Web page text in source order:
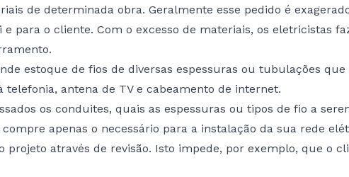
de determinada obra. Geralmente esse pedido é
para o cliente. Com o excesso de materiais, os eletricistas
estoque de fios de diversas espessuras ou tubulações
antena de TV e cabeamento de internet.
os conduites, quais as espessuras ou tipos de fio a
apenas o necessário para a instalação da sua rede
através de revisão. Isto impede, por exemplo, que o